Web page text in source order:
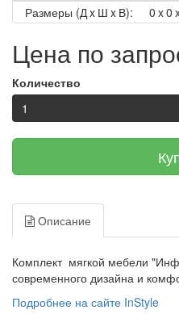
Размеры (Д x Ш x В):
0 x 0
Цена по
Количество
Описание
Комплект мягкой мебели
современного дизайна и
Подробнее на сайте InStyle